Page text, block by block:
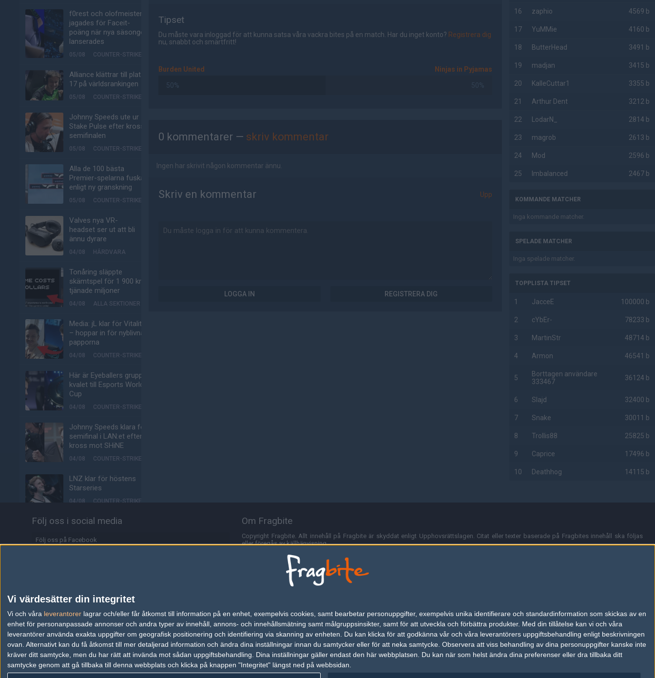
Vi värdesätter din integritet
Vi och våra leverantorer lagrar och/eller får åtkomst till information på en enhet, exempelvis cookies, samt bearbetar personuppgifter, exempelvis unika identifierare och standardinformation som skickas av en
enhet för personanpassade annonser och andra typer av innehåll, annons- och innehållsmätning samt målgruppsinsikter, samt för att utveckla och förbättra produkter. Med din tillåtelse kan vi och våra
leverantörer använda exakta uppgifter om geografisk positionering och identifiering via skanning av enheten. Du kan klicka för att godkänna vår och våra leverantörers uppgiftsbehandling enligt beskrivningen
ovan. Alternativt kan du få åtkomst till mer detaljerad information och ändra dina inställningar innan du samtycker eller för att neka samtycke. Observera att viss behandling av dina personuppgifter kanske inte
kräver ditt samtycke, men du har rätt att invända mot sådan uppgiftsbehandling. Dina inställningar gäller endast den här webbplatsen. Du kan när som helst ändra dina preferenser eller dra tillbaka ditt
samtycke genom att gå tillbaka till denna webbplats och klicka på knappen "Integritet" längst ned på webbsidan.
f0rest och olofmeister
jagades för Faceit-
poäng när nya säsongen
lanserades
05/08 COUNTER-STRIKE
Alliance klättrar till plats
17 på världsrankingen
05/08 COUNTER-STRIKE
Johnny Speeds ute ur
Stake Pulse efter kross i
semifinalen
05/08 COUNTER-STRIKE
Alla de 100 bästa
Premier-spelarna fuskar
enligt ny granskning
05/08 COUNTER-STRIKE
Valves nya VR-
headset ser ut att bli
ännu dyrare
04/08 HÅRDVARA
Tonåring släppte
skämtspel för 1 900 kr –
tjänade miljoner
04/08 ALLA SEKTIONER
Media: jL klar för Vitality
– hoppar in för nyblivna
papporna
04/08 COUNTER-STRIKE
Här är Eyeballers grupp i
kvalet till Esports World
Cup
04/08 COUNTER-STRIKE
Johnny Speeds klara för
semifinal i LAN:et efter
kross mot SHiNE
04/08 COUNTER-STRIKE
LNZ klar för höstens
Starseries
04/08 COUNTER-STRIKE
Biljetterna till Majorn i
04/08 COUNTER-STRIKE
03/08 COUNTER-STRIKE
Majorvinnaren lämnar
äntligen VP – ute på fria
marknaden
03/08 COUNTER-STRIKE
Johnny Speeds slår ut
Tipset
Du måste vara inloggad för att kunna satsa våra vackra bites på en match. Har du inget konto? Registrera dig
nu, snabbt och smärtfritt!
Burden United Ninjas in Pyjamas
50% 50%
0 kommentarer — skriv kommentar
Ingen har skrivit någon kommentar ännu.
Skriv en kommentar Upp
LOGGA IN REGISTRERA DIG
16 zaphio 4569 b
17 YuMMie 4160 b
18 ButterHead 3491 b
19 madjan 3415 b
20 KalleCuttar1 3355 b
21 Arthur Dent 3212 b
22 LodarN_ 2814 b
23 magrob 2613 b
24 Mod 2596 b
25 Imbalanced 2467 b
KOMMANDE MATCHER
Inga kommande matcher.
SPELADE MATCHER
Inga spelade matcher.
TOPPLISTA TIPSET
1 JacceE 100000 b
2 cYbEr- 78233 b
3 MartinStr 48714 b
4 Armon 46541 b
5
Borttagen användare
333467
36124 b
6 Slajd 32400 b
7 Snake 30011 b
8 Trollis88 25825 b
9 Caprice 17496 b
10 Deathhog 14115 b
Följ oss i social media
Följ oss på Facebook
Information
Annonsering
Copyright och Privacy Policy
Användaravtal
Om Fragbite
Copyright Fragbite. Allt innehåll på Fragbite är skyddat enligt Upphovsrättslagen. Citat eller texter baserade på Fragbites innehåll ska följas
eller föregås av källhänvisning.
Alla åsikter uttryckta på Fragbite representerar varje enskild skribent och överensstämmer inte nödvändigtvis med Fragbites åsikter.
Programmering och design av Fredric Bohlin. För frågor rörande sajten kan du skicka iväg ett email till
Fragbite använder cookies för att spara användarspecifik information så som t.ex. användarnamn. Cookies sparas även när man deltar i
omröstningar och för att föra statistik. För att slippa cookies kan du stänga av cookies i din webbläsares inställningar eller välja att inte
besöka Fragbite. Den här textraden finns här på grund av lagen om elektronisk kommunikation som trädde i kraft 25 juli 2003.
Annonsering
Är du intresserad av att annonsera på Fragbite,